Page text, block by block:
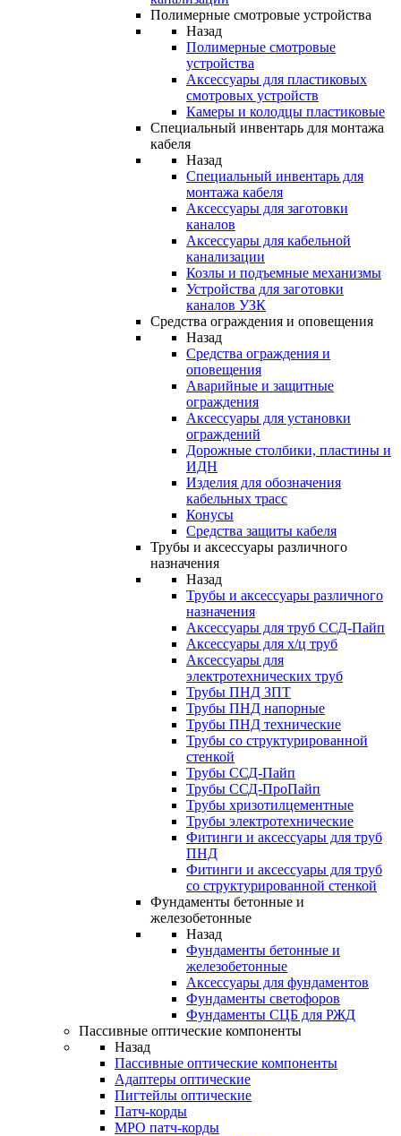
Полимерные смотровые устройства
Назад
Полимерные смотровые
устройства
Аксессуары для пластиковых
смотровых устройств
Камеры и колодцы пластиковые
Специальный инвентарь для монтажа
кабеля
Назад
Специальный инвентарь для
монтажа кабеля
Аксессуары для заготовки
каналов
Аксессуары для кабельной
канализации
Козлы и подъемные механизмы
Устройства для заготовки
каналов УЗК
Средства ограждения и оповещения
Назад
Средства ограждения и
оповещения
Аварийные и защитные
ограждения
Аксессуары для установки
ограждений
Дорожные столбики, пластины и
ИДН
Изделия для обозначения
кабельных трасс
Конусы
Средства защиты кабеля
Трубы и аксессуары различного
назначения
Назад
Трубы и аксессуары различного
назначения
Аксессуары для труб ССД-Пайп
Аксессуары для х/ц труб
Аксессуары для
электротехнических труб
Трубы ПНД ЗПТ
Трубы ПНД напорные
Трубы ПНД технические
Трубы со структурированной
стенкой
Трубы ССД-Пайп
Трубы ССД-ПроПайп
Трубы хризотилцементные
Трубы электротехнические
Фитинги и аксессуары для труб
ПНД
Фитинги и аксессуары для труб
со структурированной стенкой
Фундаменты бетонные и
железобетонные
Назад
Фундаменты бетонные и
железобетонные
Аксессуары для фундаментов
Фундаменты светофоров
Фундаменты СЦБ для РЖД
Пассивные оптические компоненты
Назад
Пассивные оптические компоненты
Адаптеры оптические
Пигтейлы оптические
Патч-корды
MPO патч-корды